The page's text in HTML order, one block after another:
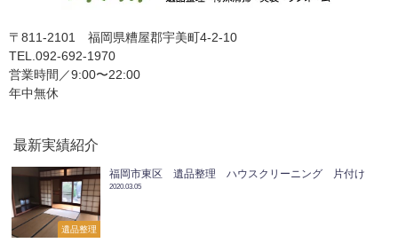
〒811-2101 福岡県糟屋郡宇美町4-2-10
TEL.092-692-1970
営業時間／9:00〜22:00
年中無休
最新実績紹介
遺品整理
福岡市東区 遺品整理 ハウスクリーニング 片付け
2020.03.05